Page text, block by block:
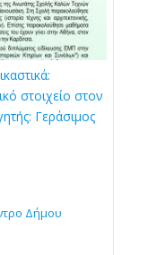
στοιχείο στον
Γεράσιμος
Δήμου